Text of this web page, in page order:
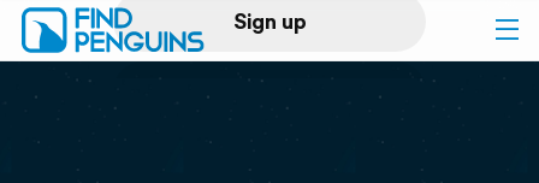
Sign up
Log in